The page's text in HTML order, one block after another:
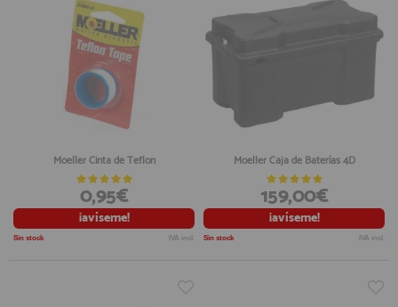
Moeller Cinta de Teflon
0,95€
¡avíseme!
Sin stock IVA incl.
Moeller Caja de Baterías 4D
159,00€
¡avíseme!
Sin stock IVA incl.